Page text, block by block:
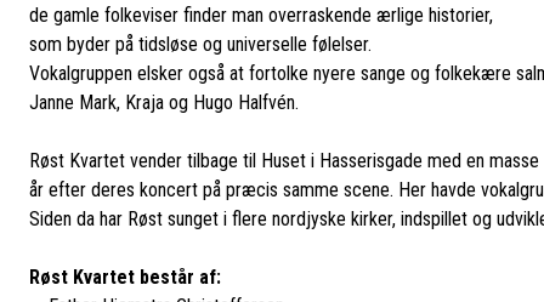
de gamle folkeviser finder man overraskende ærlige historier,
som byder på tidsløse og universelle følelser.
Vokalgruppen elsker også at fortolke nyere sange og folkekære
Janne Mark, Kraja og Hugo Halfvén.
Røst Kvartet vender tilbage til Huset i Hasserisgade med en
år efter deres koncert på præcis samme scene. Her havde
Siden da har Røst sunget i flere nordjyske kirker, indspillet og
Røst Kvartet består af: